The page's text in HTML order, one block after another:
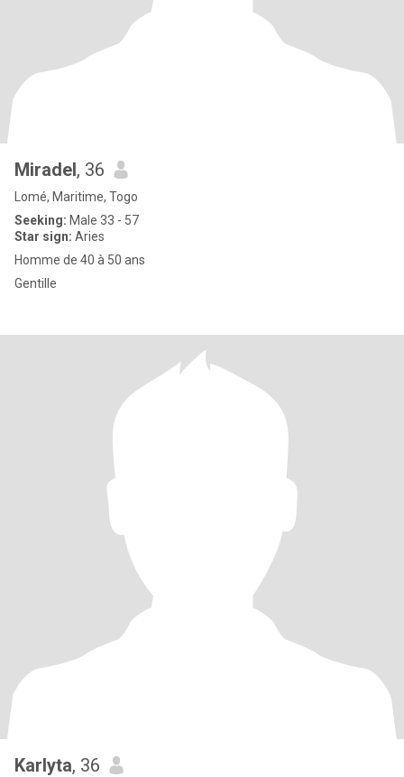
Miradel, 36
Lomé, Maritime, Togo
Seeking: Male 33 - 57
Star sign: Aries
Homme de 40 à 50 ans
Gentille
Karlyta, 36